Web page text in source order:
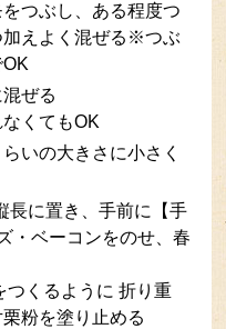
つぶし、ある程度つ
加えよく混ぜる※つぶ
ぜる
くてもOK
いの大きさに小さく
長に置き、手前に【手
・ベーコンをのせ、春
くるように 折り重
粉を塗り止める